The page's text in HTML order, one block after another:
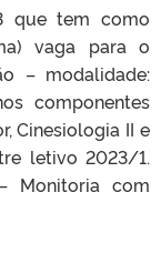
que tem como
vaga para o
– modalidade:
componentes
Cinesiologia II e
letivo 2023/1.
Monitoria com